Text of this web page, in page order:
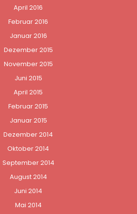
April 2016
Februar 2016
Januar 2016
Dezember 2015
November 2015
Juni 2015
April 2015
Februar 2015
Januar 2015
Dezember 2014
Oktober 2014
September 2014
August 2014
Juni 2014
Mai 2014